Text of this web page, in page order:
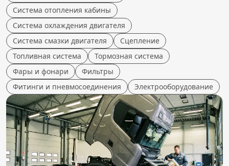
Система отопления кабины
Система охлаждения двигателя
Система смазки двигателя
Сцепление
Топливная система
Тормозная система
Фары и фонари
Фильтры
Фитинги и пневмосоединения
Электрооборудование